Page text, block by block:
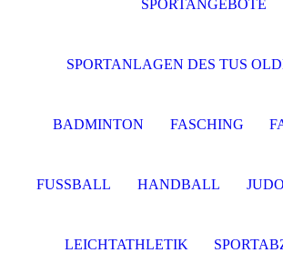
SPORTANGEBOTE
SPORTANLAGEN DES TUS
BADMINTON FASCHING
FUSSBALL HANDBALL JUDO
LEICHTATHLETIK